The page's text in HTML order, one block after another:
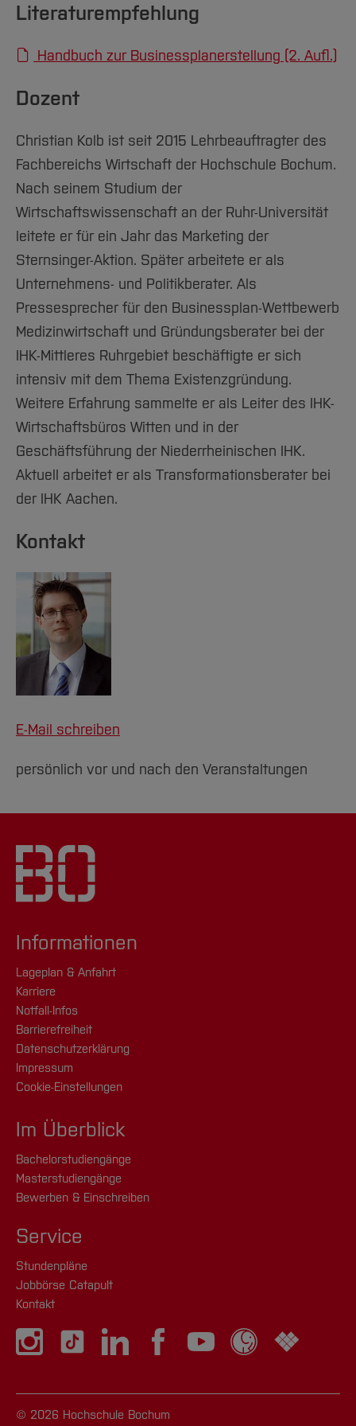
Unternehmerteam und Personal
Finanzplanung und Finanzierung
[Inhalt zuklappen]
nicht erforderlich.
[Inhalt zuklappen]
Literaturempfehlung
Handbuch zur Businessplanerstellung (2. Aufl.)
Dozent
Christian Kolb ist seit 2015 Lehrbeauftragter des
Fachbereichs Wirtschaft der Hochschule Bochum.
Nach seinem Studium der
Wirtschaftswissenschaft an der Ruhr-Universität
leitete er für ein Jahr das Marketing der
Sternsinger-Aktion. Später arbeitete er als
Unternehmens- und Politikberater. Als
Pressesprecher für den Businessplan-Wettbewerb
Medizinwirtschaft und Gründungsberater bei der
IHK-Mittleres Ruhrgebiet beschäftigte er sich
intensiv mit dem Thema Existenzgründung.
Weitere Erfahrung sammelte er als Leiter des IHK-
Wirtschaftsbüros Witten und in der
Geschäftsführung der Niederrheinischen IHK.
Aktuell arbeitet er als Transformationsberater bei
der IHK Aachen.
Kontakt
E-Mail schreiben
persönlich vor und nach den Veranstaltungen
Informationen
Lageplan & Anfahrt
Karriere
Notfall-Infos
Barrierefreiheit
Datenschutzerklärung
Impressum
Cookie-Einstellungen
Im Überblick
Bachelorstudiengänge
Masterstudiengänge
Bewerben & Einschreiben
Service
Stundenpläne
Jobbörse Catapult
Kontakt
© 2026 Hochschule Bochum